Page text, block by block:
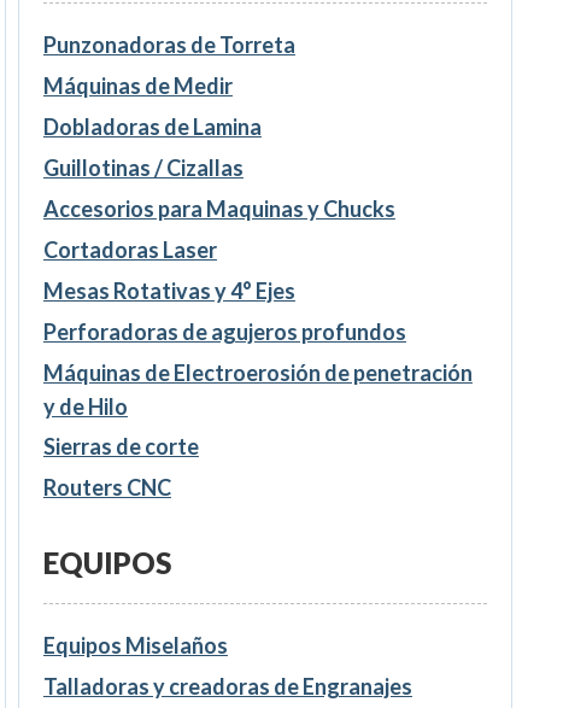
Punzonadoras de Torreta
Máquinas de Medir
Dobladoras de Lamina
Guillotinas / Cizallas
Accesorios para Maquinas y Chucks
Cortadoras Laser
Mesas Rotativas y 4° Ejes
Perforadoras de agujeros profundos
Máquinas de Electroerosión de penetración
y de Hilo
Sierras de corte
Routers CNC
EQUIPOS
Equipos Miselaños
Talladoras y creadoras de Engranajes